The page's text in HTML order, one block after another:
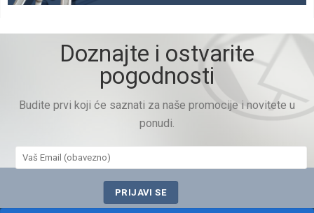
Doznajte i ostvarite
pogodnosti
Budite prvi koji će saznati za naše promocije i novitete u
ponudi.